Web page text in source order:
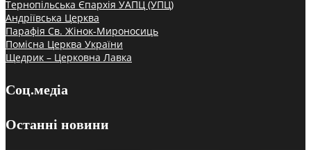
Тернопільська Єпархія УАПЦ (УПЦ)
Андріївська Церква
Парафія Св. Жінок-Мироносиць
Помісна Церква України
Щедрик – Церковна Лавка
Соц.медіа
Останні новини